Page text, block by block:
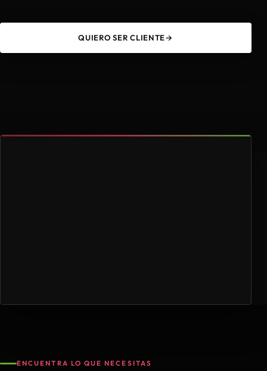
QUIERO SER CLIENTE→
ENCUENTRA LO QUE NECESITAS